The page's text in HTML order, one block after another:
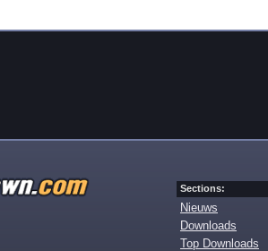
Sections:
Nieuws
Downloads
Top Downloads